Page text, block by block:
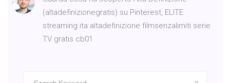
(altadefinizionegratis) su Pinterest, ELITE
streaming ita altadefinizione filmsenzalimiti serie
TV gratis cb01